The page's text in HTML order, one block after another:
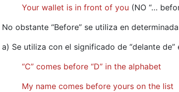
Your wallet is in front of you (NO “…
No obstante “Before” se utiliza en
a) Se utiliza con el significado de “delante de”
“C” comes before “D” in the alphabet
My name comes before yours on the list